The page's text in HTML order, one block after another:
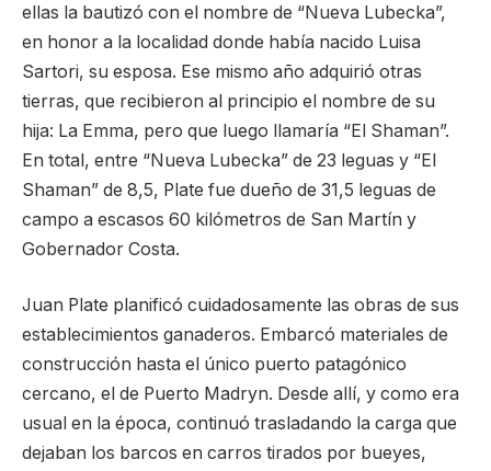
ellas la bautizó con el nombre de “Nueva Lubecka”,
en honor a la localidad donde había nacido Luisa
Sartori, su esposa. Ese mismo año adquirió otras
tierras, que recibieron al principio el nombre de su
hija: La Emma, pero que luego llamaría “El Shaman”.
En total, entre “Nueva Lubecka” de 23 leguas y “El
Shaman” de 8,5, Plate fue dueño de 31,5 leguas de
campo a escasos 60 kilómetros de San Martín y
Gobernador Costa.
Juan Plate planificó cuidadosamente las obras de sus
establecimientos ganaderos. Embarcó materiales de
construcción hasta el único puerto patagónico
cercano, el de Puerto Madryn. Desde allí, y como era
usual en la época, continuó trasladando la carga que
dejaban los barcos en carros tirados por bueyes,